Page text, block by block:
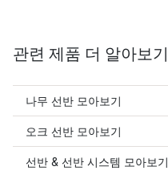
관련 제품 더 알아보기
나무 선반 모아보기
오크 선반 모아보기
선반 & 선반 시스템 모아보기